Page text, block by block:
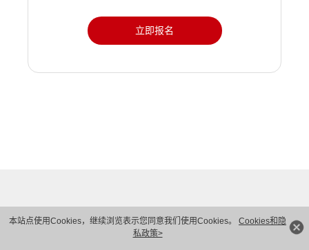
本站点使用Cookies，继续浏览表示您同意我们使用Cookies。 Cookies和隐
私政策>
立即报名